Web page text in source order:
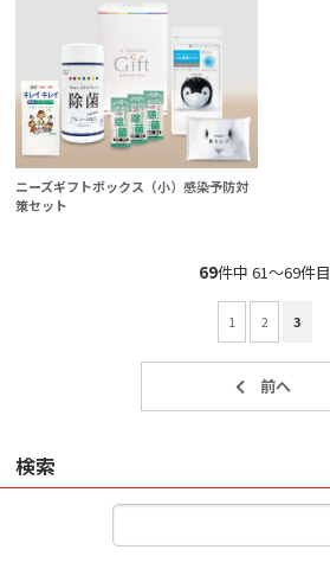
ニーズギフトボックス（小）感染予防対
策セット
69件中 61〜69件目
1 2 3
検索